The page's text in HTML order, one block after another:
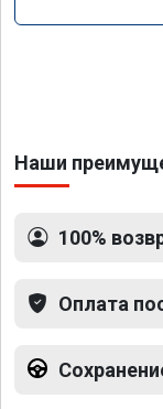
Наши
100%
Оплата